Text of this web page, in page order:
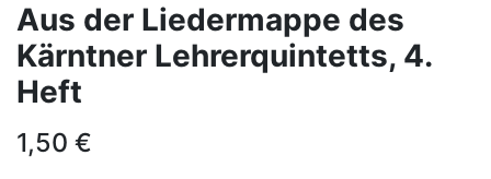
Aus der Liedermappe des
Kärntner Lehrerquintetts, 4.
Heft
1,50 €